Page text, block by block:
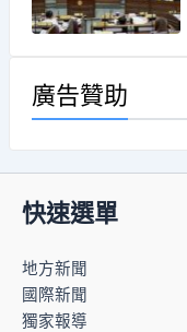
廣告贊助
快速選單
地方新聞
國際新聞
獨家報導